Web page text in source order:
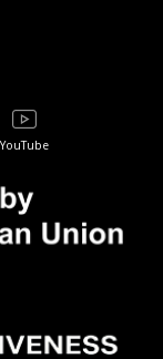
YouTube